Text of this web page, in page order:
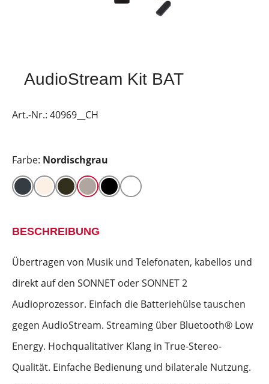
AudioStream Kit BAT
Art.-Nr.: 40969__CH
Farbe: Nordischgrau
BESCHREIBUNG
Übertragen von Musik und Telefonaten, kabellos und
direkt auf den SONNET oder SONNET 2
Audioprozessor. Einfach die Batteriehülse tauschen
gegen AudioStream. Streaming über Bluetooth® Low
Energy. Hochqualitativer Klang in True-Stereo-
Qualität. Einfache Bedienung und bilaterale Nutzung.